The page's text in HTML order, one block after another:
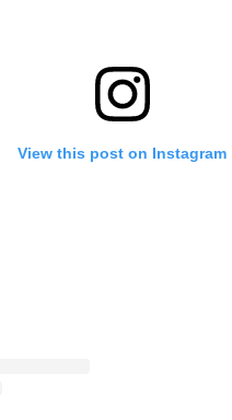
View this post on Instagram